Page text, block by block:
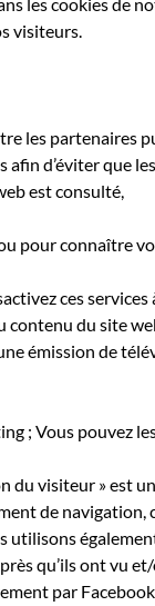
visiteurs.
les partenaires
d’éviter que
est consulté,
pour connaître
ces
du site
émission de
; Vous pouvez
du visiteur » est
de
utilisons
qu’ils ont vu
par